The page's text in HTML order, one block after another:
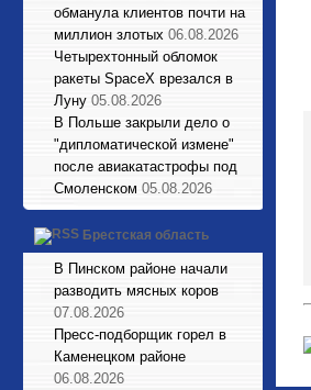
обманула клиентов почти на
миллион злотых 06.08.2026
Четырехтонный обломок
ракеты SpaceX врезался в
Луну 05.08.2026
В Польше закрыли дело о
"дипломатической измене"
после авиакатастрофы под
Смоленском 05.08.2026
Брестская область
В Пинском районе начали
разводить мясных коров
07.08.2026
Пресс-подборщик горел в
Каменецком районе
06.08.2026